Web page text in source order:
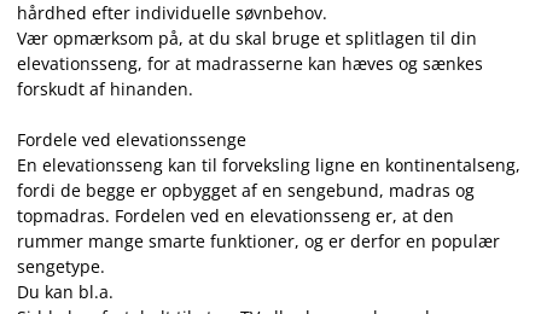
hårdhed efter individuelle søvnbehov.
Vær opmærksom på, at du skal bruge et splitlagen til din
elevationsseng, for at madrasserne kan hæves og sænkes
forskudt af hinanden.
Fordele ved elevationssenge
En elevationsseng kan til forveksling ligne en kontinentalseng,
fordi de begge er opbygget af en sengebund, madras og
topmadras. Fordelen ved en elevationsseng er, at den
rummer mange smarte funktioner, og er derfor en populær
sengetype.
Du kan bl.a.